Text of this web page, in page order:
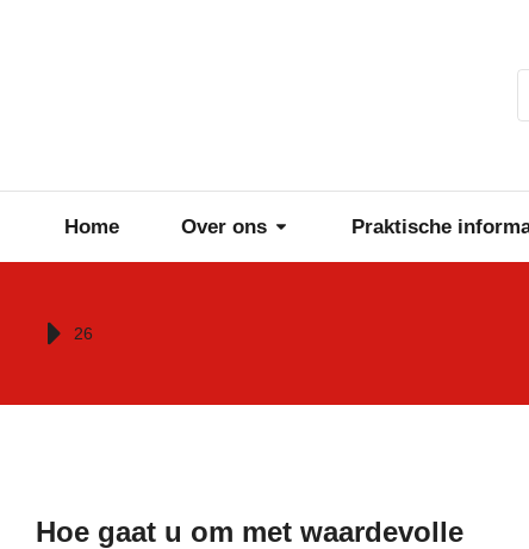
Home Over ons Praktische
Je bent hier:
26
Hoe gaat u om met waardevolle